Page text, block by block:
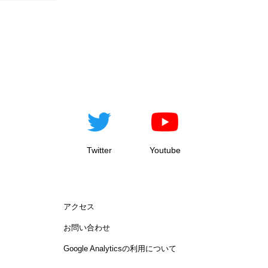
Twitter Youtube
アクセス
お問い合わせ
Google Analyticsの利用について